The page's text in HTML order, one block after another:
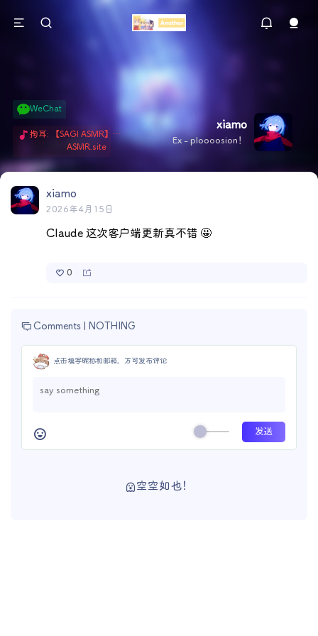
xiamo
Ex - ploooosion！
WeChat
掏耳: 【SAGI ASMR】今天就由阿米娅给博士掏耳吧「耳勺x鹅毛棒x吹气」 Hi-Res无损助眠 + 单刷: ASMR 精选4.0｜ 陪伴天花板 ✦扶扶の温柔哄睡 ✦ 顶级道具和语气词的交融 ✦ 扶桑大红花、
ASMR.site
xiamo
2026年4月15日
Claude 这次客户端更新真不错 🤩
0
Comments | NOTHING
点击填写昵称和邮箱，方可发布评论
空空如也！